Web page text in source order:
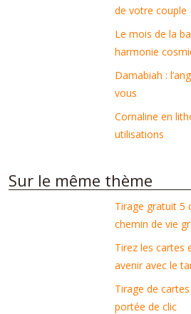
de votre couple
Le mois de la
harmonie
Damabiah :
vous
Cornaline en
utilisations
Sur le même thème
Tirage gratuit 5
chemin de vie
Tirez les cartes
avenir avec le
Tirage de
portée de clic